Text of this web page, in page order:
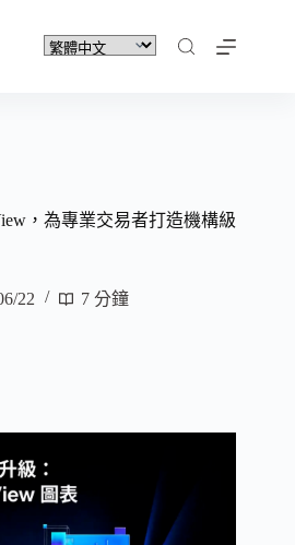
，為專業交易者打造機構級
22 7 分鐘